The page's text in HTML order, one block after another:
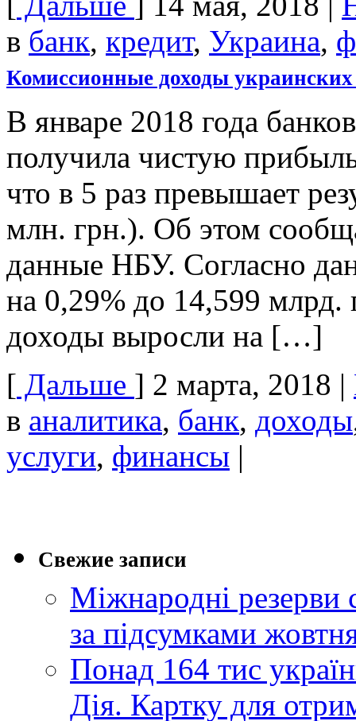
в банк, кредит, Украина,
Комиссионные доходы украинских
В январе 2018 года
получила чистую
что в 5 раз превышает
млн. грн.). Об этом
данные НБУ. Согласно
на 0,29% до 14,599 млрд.
доходы выросли на […]
[ Дальше ] 2 марта, 2018 |
в аналитика, банк, доходы
услуги, финансы |
Свежие записи
Міжнародні
за підсумками
Понад 164 тис
Дія. Картку для